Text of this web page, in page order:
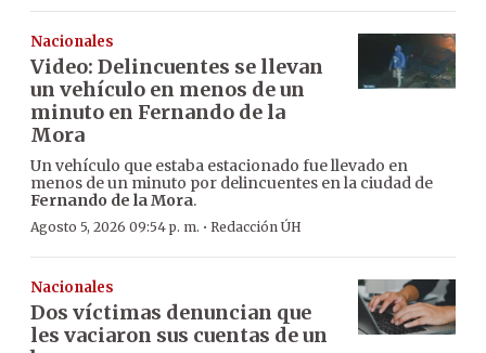
Nacionales
Video: Delincuentes se llevan
un vehículo en menos de un
minuto en Fernando de la
Mora
Un vehículo que estaba estacionado fue llevado en
menos de un minuto por delincuentes en la ciudad de
Fernando de la Mora.
Agosto 5, 2026 09:54 p. m. · Redacción ÚH
Nacionales
Dos víctimas denuncian que
les vaciaron sus cuentas de un